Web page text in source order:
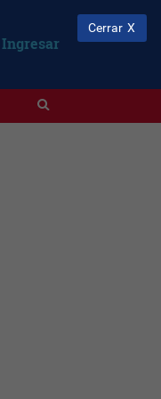
Ingresar
Cerrar